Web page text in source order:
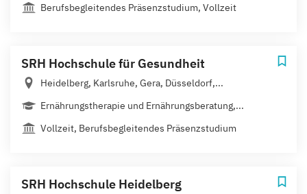
Berufsbegleitendes Präsenzstudium, Vollzeit
SRH Hochschule für Gesundheit
Heidelberg, Karlsruhe, Gera, Düsseldorf,...
Ernährungstherapie und Ernährungsberatung,...
Vollzeit, Berufsbegleitendes Präsenzstudium
SRH Hochschule Heidelberg